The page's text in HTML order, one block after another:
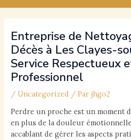
Entreprise de
Décès à Les Clayes-
Service Respectueux
Professionnel
/Uncategorized / Parjhgo2
Perdre un proche est un moment
en plus de la douleur
accablant de gérer les aspects